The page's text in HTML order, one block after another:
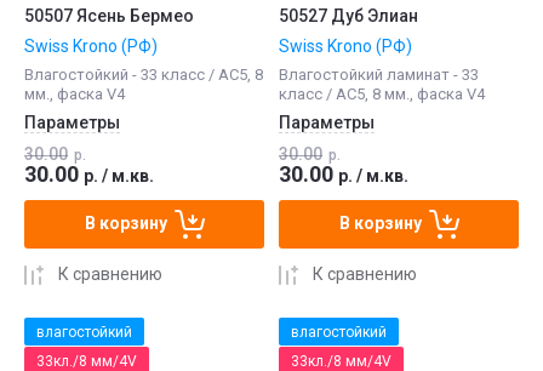
50507 Ясень Бермео
Swiss Krono (РФ)
Влагостойкий - 33 класс / АС5, 8
мм., фаска V4
Параметры
30.00 р.
30.00 р. / м.кв.
В корзину
К сравнению
50527 Дуб Элиан
Swiss Krono (РФ)
Влагостойкий ламинат - 33
класс / АС5, 8 мм., фаска V4
Параметры
30.00 р.
30.00 р. / м.кв.
В корзину
К сравнению
влагостойкий
33кл./8 мм/4V
влагостойкий
33кл./8 мм/4V